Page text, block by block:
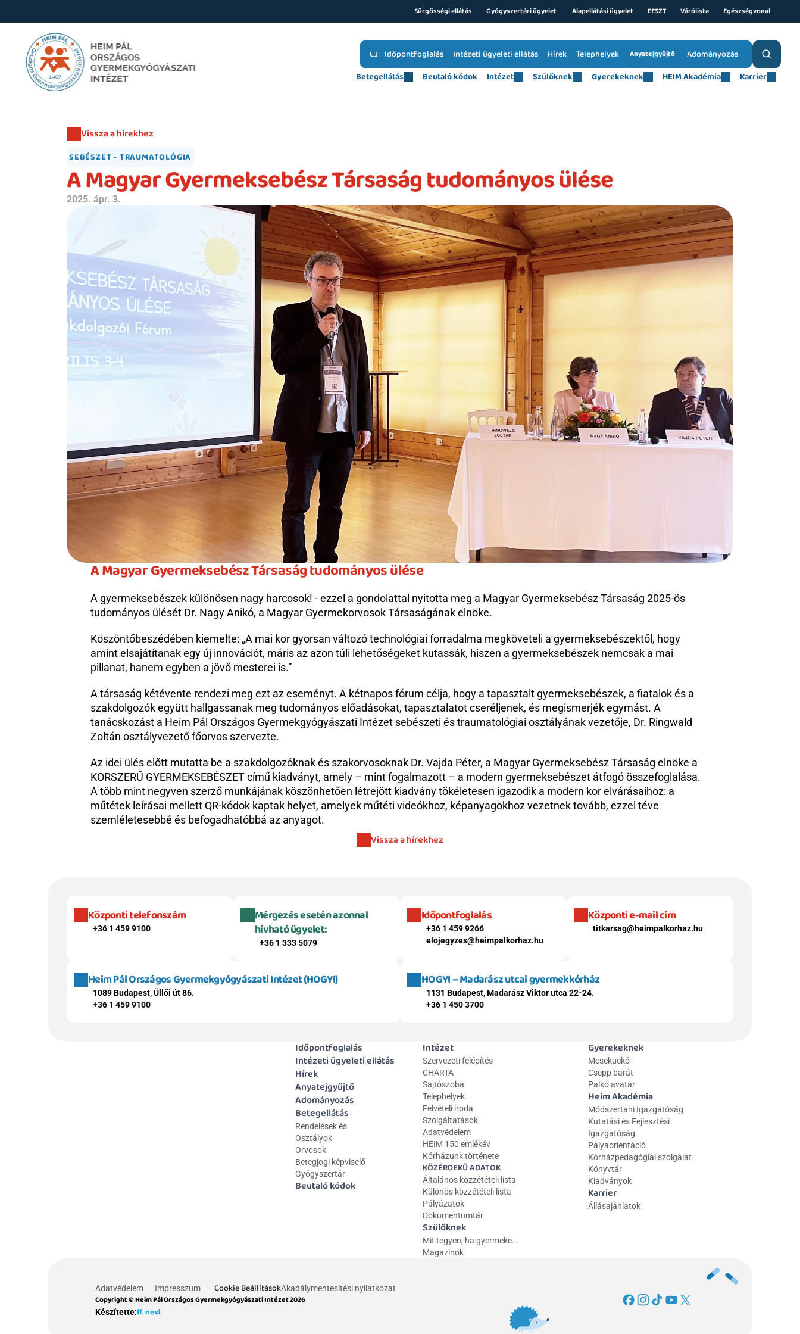
Sürgősségi ellátás Gyógyszertári ügyelet Alapellátási ügyelet EESZT Várólista Egészségvonal
Időpontfoglalás Intézeti ügyeleti ellátás Telephelyek Anyatejgyűjtő Adományozás
Hírek
Betegellátás
Beutaló kódok Intézet Szülőknek Gyerekeknek HEIM Akadémia Karrier
Vissza a hírekhez
SEBÉSZET - TRAUMATOLÓGIA
A Magyar Gyermeksebész Társaság tudományos ülése
2025. ápr. 3.
A Magyar Gyermeksebész Társaság tudományos ülése
A gyermeksebészek különösen nagy harcosok! - ezzel a gondolattal nyitotta meg a Magyar Gyermeksebész Társaság 2025-ös
tudományos ülését Dr. Nagy Anikó, a Magyar Gyermekorvosok Társaságának elnöke.
Köszöntőbeszédében kiemelte: „A mai kor gyorsan változó technológiai forradalma megköveteli a gyermeksebészektől, hogy
amint elsajátítanak egy új innovációt, máris az azon túli lehetőségeket kutassák, hiszen a gyermeksebészek nemcsak a mai
pillanat, hanem egyben a jövő mesterei is.”
A társaság kétévente rendezi meg ezt az eseményt. A kétnapos fórum célja, hogy a tapasztalt gyermeksebészek, a fiatalok és a
szakdolgozók együtt hallgassanak meg tudományos előadásokat, tapasztalatot cseréljenek, és megismerjék egymást. A
tanácskozást a Heim Pál Országos Gyermekgyógyászati Intézet sebészeti és traumatológiai osztályának vezetője, Dr. Ringwald
Zoltán osztályvezető főorvos szervezte.
Az idei ülés előtt mutatta be a szakdolgozóknak és szakorvosoknak Dr. Vajda Péter, a Magyar Gyermeksebész Társaság elnöke a
KORSZERŰ GYERMEKSEBÉSZET című kiadványt, amely – mint fogalmazott – a modern gyermeksebészet átfogó összefoglalása.
A több mint negyven szerző munkájának köszönhetően létrejött kiadvány tökéletesen igazodik a modern kor elvárásaihoz: a
műtétek leírásai mellett QR-kódok kaptak helyet, amelyek műtéti videókhoz, képanyagokhoz vezetnek tovább, ezzel téve
szemléletesebbé és befogadhatóbbá az anyagot.
Vissza a hírekhez
Központi telefonszám
+36 1 459 9100
Mérgezés esetén azonnal
hívható ügyelet:
+36 1 333 5079
Időpontfoglalás
+36 1 459 9266
elojegyzes@heimpalkorhaz.hu
Központi e-mail cím
titkarsag@heimpalkorhaz.hu
Heim Pál Országos Gyermekgyógyászati Intézet (HOGYI)
1089 Budapest, Üllői út 86.
+36 1 459 9100
HOGYI – Madarász utcai gyermekkórház
1131 Budapest, Madarász Viktor utca 22-24.
+36 1 450 3700
Időpontfoglalás
Intézeti ügyeleti ellátás
Hírek
Anyatejgyűjtő
Adományozás
Betegellátás
Rendelések és
Osztályok
Orvosok
Betegjogi képviselő
Gyógyszertár
Beutaló kódok
Intézet
Szervezeti felépítés
CHARTA
Sajtószoba
Telephelyek
Felvételi iroda
Szolgáltatások
Adatvédelem
HEIM 150 emlékév
Kórházunk története
KÖZÉRDEKŰ ADATOK
Általános közzétételi lista
Különös közzétételi lista
Pályázatok
Dokumentumtár
Szülőknek
Mit tegyen, ha gyermeke...
Magazinok
Gyerekeknek
Mesekuckó
Csepp barát
Palkó avatar
Heim Akadémia
Módszertani Igazgatóság
Kutatási és Fejlesztési
Igazgatóság
Pályaorientáció
Kórházpedagógiai szolgálat
Könyvtár
Kiadványok
Karrier
Állásajánlatok
Adatvédelem Impresszum Cookie BeállításokAkadálymentesítési nyilatkozat
Copyright © Heim Pál Országos Gyermekgyógyászati Intézet 2026
Készítette: